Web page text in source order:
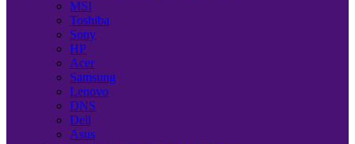
MSI
Toshiba
Sony
HP
Acer
Samsung
Lenovo
DNS
Dell
Asus